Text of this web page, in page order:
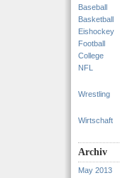
Baseball
Basketball
Eishockey
Football
College
NFL
Wrestling
Wirtschaft
Archiv
May 2013